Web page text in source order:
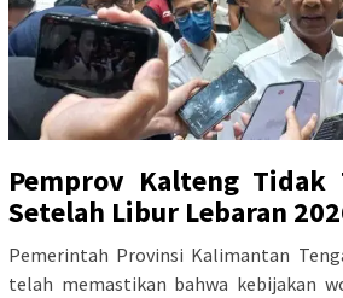
Pemprov Kalteng Tidak
Setelah Libur Lebaran
Pemerintah Provinsi Kalimantan
telah memastikan bahwa kebijakan